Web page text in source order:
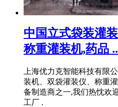
中国立式袋装灌
称重灌装机,药品
上海优力克智能科技有限
装机、双袋灌装仪、称重
备制造商之一,我们热忱欢
工厂 .